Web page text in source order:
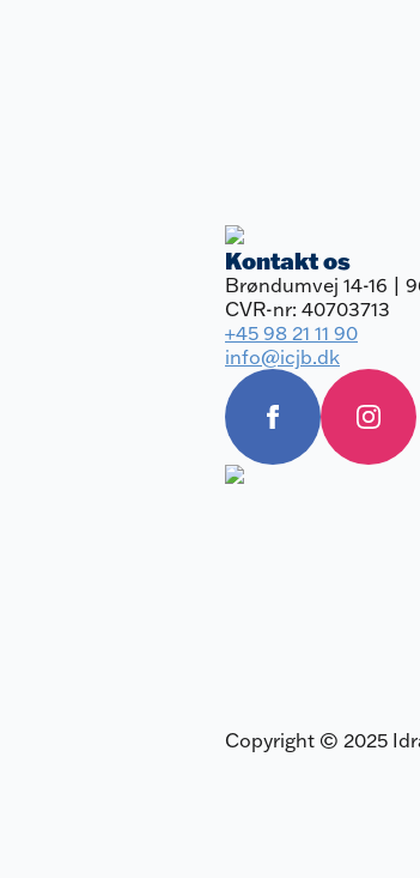
Kontakt os
Brøndumvej 14-16 |
CVR-nr: 40703713
+45 98 21 11 90
info@icjb.dk
Copyright © 2025